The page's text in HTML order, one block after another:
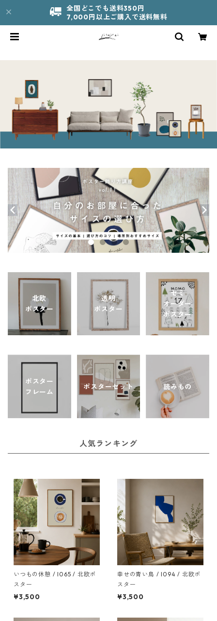
全国どこでも送料350円
7,000円以上ご購入で送料無料
北欧
ポスター
透明
ポスター
セミ
オーダー
ポスター
ポスター
フレーム
ポスターセット 読みもの
人気ランキング
いつもの休憩 / I065 / 北欧ポ
スター
¥3,500
幸せの青い鳥 / I094 / 北欧ポ
スター
¥3,500